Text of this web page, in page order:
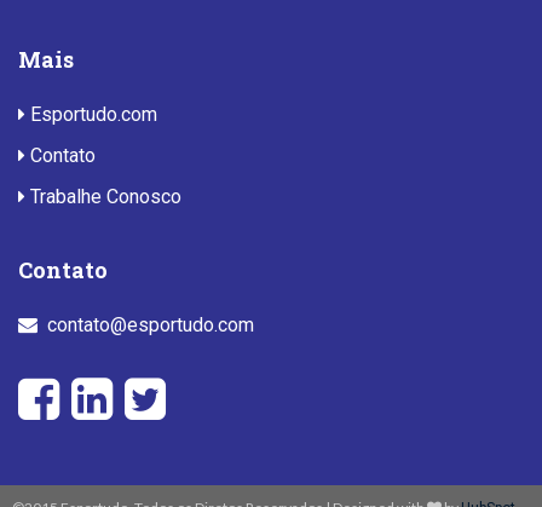
Mais
Esportudo.com
Contato
Trabalhe Conosco
Contato
contato@esportudo.com